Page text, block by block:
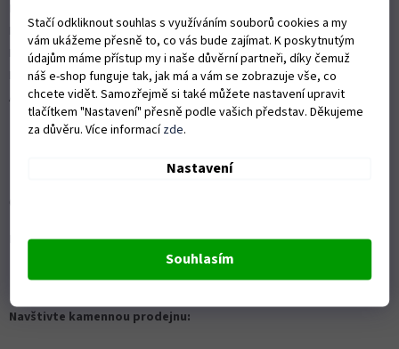
Stačí odkliknout souhlas s využíváním souborů cookies a my
vám ukážeme přesně to, co vás bude zajímat. K poskytnutým
údajům máme přístup my i naše důvěrní partneři, díky čemuž
náš e-shop funguje tak, jak má a vám se zobrazuje vše, co
chcete vidět. Samozřejmě si také můžete nastavení upravit
tlačítkem "Nastavení" přesně podle vašich představ. Děkujeme
za důvěru. Více informacízde.
Nastavení
Souhlasím
ISO 9001:2015
Politika kvality
Předváděcí stroje Husqvarna
Autorizovaný servis Husqvarna
Kontaktní formulář ZDE
Navštivte kamennou prodejnu: